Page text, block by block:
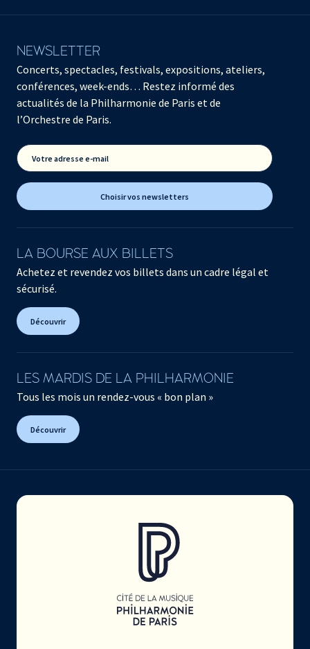
NEWSLETTER
Concerts, spectacles, festivals, expositions, ateliers,
conférences, week-ends… Restez informé des
actualités de la Philharmonie de Paris et de
l’Orchestre de Paris.
Votre adresse e-mail
Choisir vos newsletters
LA BOURSE AUX BILLETS
Achetez et revendez vos billets dans un cadre légal et
sécurisé.
Découvrir
LES MARDIS DE LA PHILHARMONIE
Tous les mois un rendez-vous « bon plan »
Découvrir